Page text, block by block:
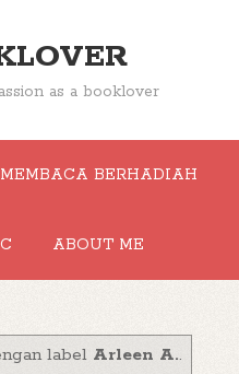
as a booklover
BERHADIAH
ABOUT ME
label Arleen A..